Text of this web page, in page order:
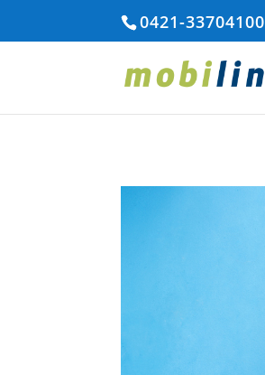
0421-33704100